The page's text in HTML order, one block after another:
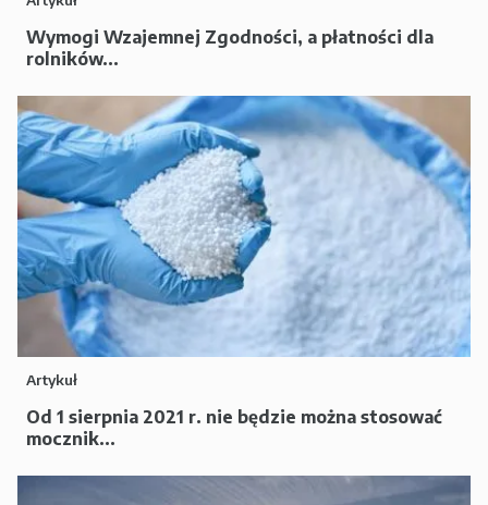
Wymogi Wzajemnej Zgodności, a płatności dla
rolników...
Artykuł
Od 1 sierpnia 2021 r. nie będzie można stosować
mocznik...